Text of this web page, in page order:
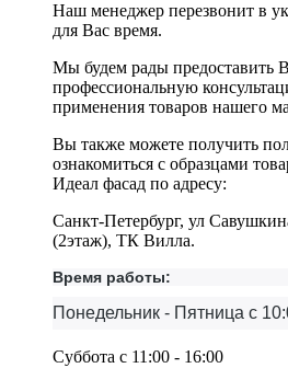
Наш менеджер перезвонит в
для Вас время.
Мы будем рады предоставить
профессиональную
применения товаров нашего
Вы также можете получить
ознакомиться с образцами
Идеал фасад по адресу:
Санкт-Петербург, ул
(2этаж), ТК Вилла.
Время работы:
Понедельник - Пятница с
Суббота с 11:00 - 16:00